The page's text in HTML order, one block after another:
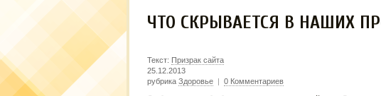
ЧТО СКРЫВАЕТСЯ В НАШИХ
Текст: Призрак сайта
25.12.2013
рубрика Здоровье | 0 Комментариев